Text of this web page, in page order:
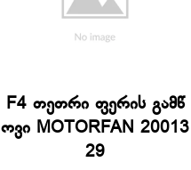
F4 თეთრი ფერის გამწ
ოვი MOTORFAN 20013
29